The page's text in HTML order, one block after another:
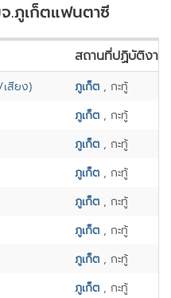
.ภูเก็ตแฟนตาซี
สถานที่ปฏิบัติงาน
สียง) ภูเก็ต , กะทู้
ภูเก็ต , กะทู้
ภูเก็ต , กะทู้
ภูเก็ต , กะทู้
ภูเก็ต , กะทู้
ภูเก็ต , กะทู้
ภูเก็ต , กะทู้
ภูเก็ต , กะทู้